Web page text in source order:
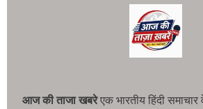
आज की ताजा खबरेएक भारतीय हिंदी